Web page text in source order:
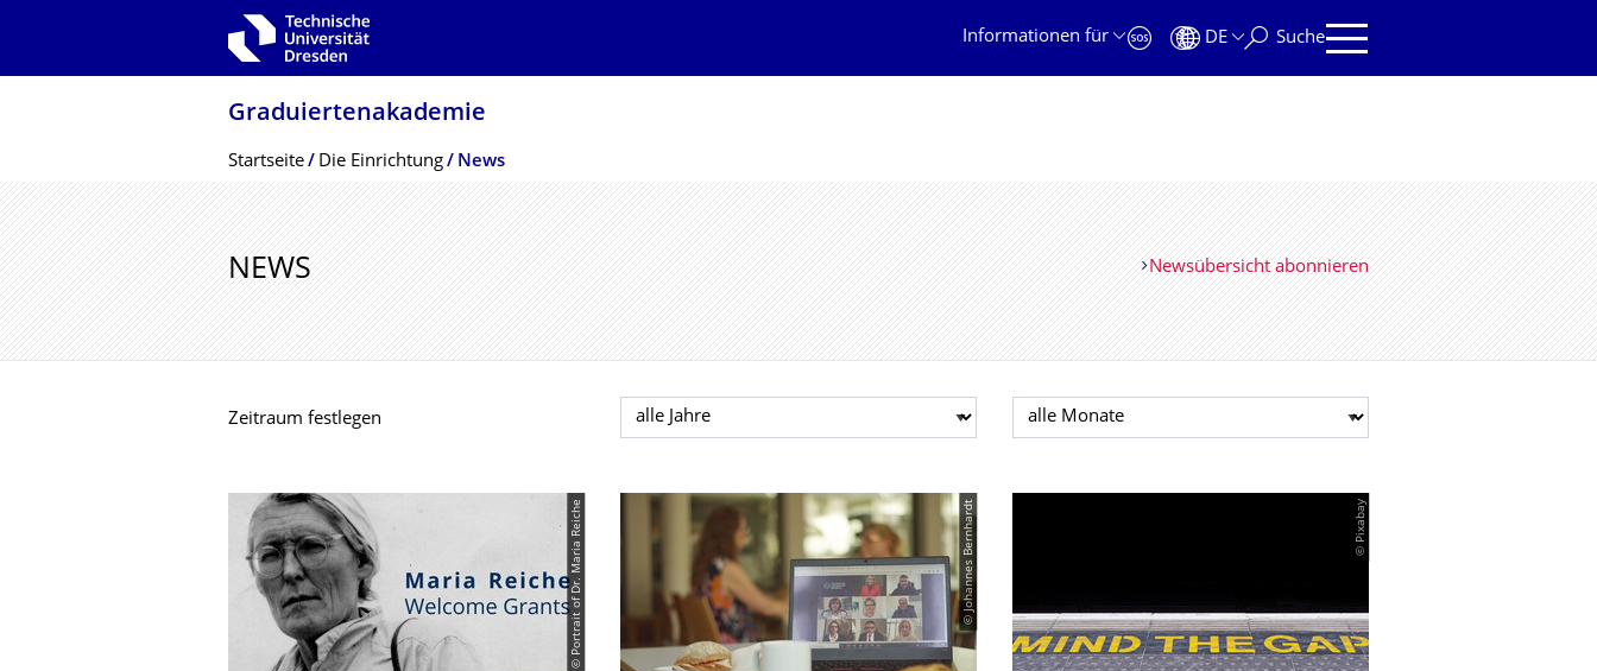
Zur Hauptnavigation springen
Informationen für
DE Suche
Graduiertenakade­mie
Breadcrumb-Menü
Startseite Die Einrichtung News
NEWS Newsübersicht abonnieren
Zeitraum festlegen Jahr auswählen Monat auswählen
© Portrait of Dr. Maria Reiche © Johannes Bernhardt © Pixabay